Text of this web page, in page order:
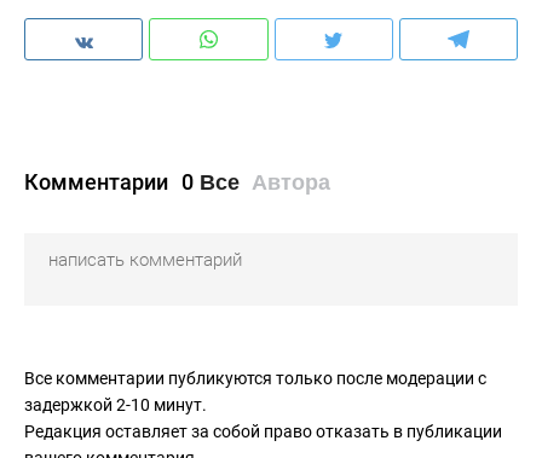
Комментарии 0 Все Автора
Все комментарии публикуются только после модерации с
задержкой 2-10 минут.
Редакция оставляет за собой право отказать в публикации